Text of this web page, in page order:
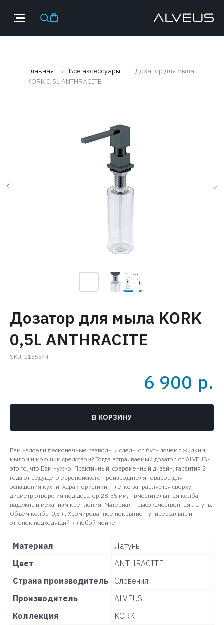
Главная Все аксессуары
Дозатор для мыла
KORK 0,5L ANTHRACITE
Дозатор для мыла KORK
0,5L ANTHRACITE
SKU: 1135544
6 900 р.
В КОРЗИНУ
Вам надоели бесконечные разводы и следы от бутылочек с жидким
мылом и моющим средством? Тогда встраиваемый дозатор от ALVEUS-
это то, что Вам нужно. Практичный, современный дизайн, гарантия 2
года от ведущего европейского производителя товаров для
оснащения кухни. Характеристики: - легко заправляется сверху; -
диаметр отверстия под дозатор 28-35 мм; - вместительнная колба;
надежный механизм крепления. Материал - высокачественная Латунь.
Объем колбы 0,5 л. Хромированное покрытие - универсальный
оттенок подходящий к любой мойке.
Материал
Латунь
Цвет
ANTHRACITE
Страна производитель
Словения
Производитель
ALVEUS
Коллекция
KORK